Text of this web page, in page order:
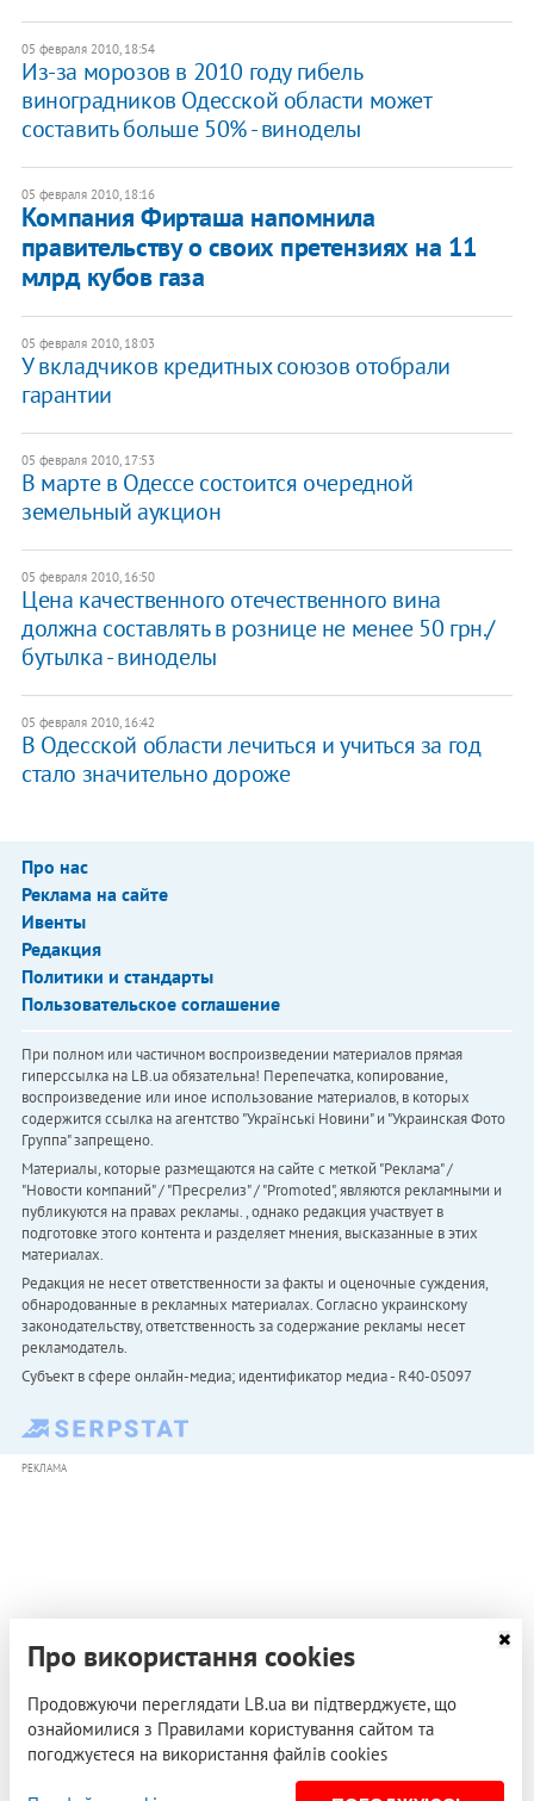
05 февраля 2010, 18:54
Из-за морозов в 2010 году гибель
виноградников Одесской области может
составить больше 50% - виноделы
05 февраля 2010, 18:16
Компания Фирташа напомнила
правительству о своих претензиях на 11
млрд кубов газа
05 февраля 2010, 18:03
У вкладчиков кредитных союзов отобрали
гарантии
05 февраля 2010, 17:53
В марте в Одессе состоится очередной
земельный аукцион
05 февраля 2010, 16:50
Цена качественного отечественного вина
должна составлять в рознице не менее 50 грн./
бутылка - виноделы
05 февраля 2010, 16:42
В Одесской области лечиться и учиться за год
стало значительно дороже
Про нас
Реклама на сайте
Ивенты
Редакция
Политики и стандарты
Пользовательское соглашение
При полном или частичном воспроизведении материалов прямая
гиперссылка на LB.ua обязательна! Перепечатка, копирование,
воспроизведение или иное использование материалов, в которых
содержится ссылка на агентство "Українськi Новини" и "Украинская Фото
Группа" запрещено.
Материалы, которые размещаются на сайте с меткой "Реклама" /
"Новости компаний" / "Пресрелиз" / "Promoted", являются рекламными и
публикуются на правах рекламы. , однако редакция участвует в
подготовке этого контента и разделяет мнения, высказанные в этих
материалах.
Редакция не несет ответственности за факты и оценочные суждения,
обнародованные в рекламных материалах. Согласно украинскому
законодательству, ответственность за содержание рекламы несет
рекламодатель.
Субъект в сфере онлайн-медиа; идентификатор медиа - R40-05097
РЕКЛАМА
Про використання cookies
Продовжуючи переглядати LB.ua ви підтверджуєте, що
ознайомилися з Правилами користування сайтом та
погоджуєтеся на використання файлів cookies